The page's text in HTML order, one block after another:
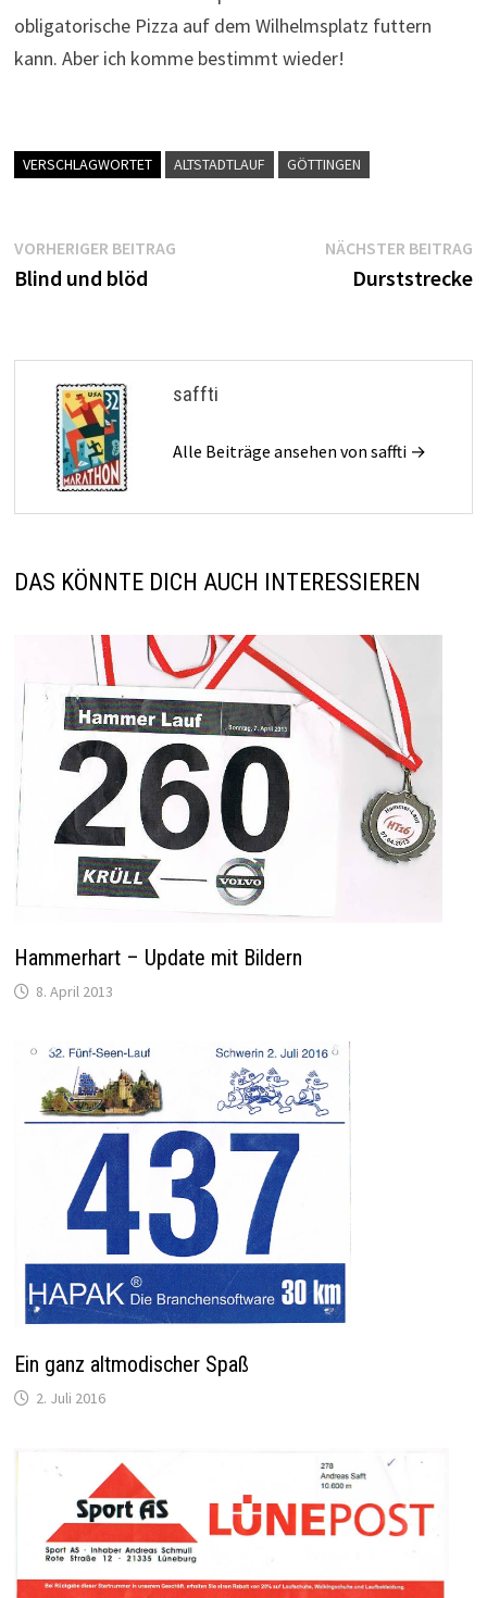
obligatorische Pizza auf dem Wilhelmsplatz futtern
kann. Aber ich komme bestimmt wieder!
VERSCHLAGWORTET ALTSTADTLAUF GÖTTINGEN
Beitragsnavigation
VORHERIGER BEITRAGVorheriger
Blind und blöd
NÄCHSTER BEITRAG
Durststrecke
saffti
Alle Beiträge ansehen von saffti →
DAS KÖNNTE DICH AUCH INTERESSIEREN
Hammerhart – Update mit Bildern
8. April 2013
Ein ganz altmodischer Spaß
2. Juli 2016